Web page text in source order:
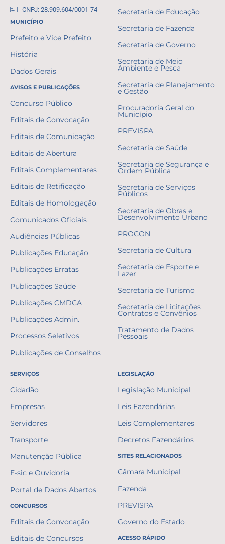
CNPJ: 28.909.604/0001-74
MUNICÍPIO
Prefeito e Vice Prefeito
História
Dados Gerais
AVISOS E PUBLICAÇÕES
Concurso Público
Editais de Convocação
Editais de Comunicação
Editais de Abertura
Editais Complementares
Editais de Retificação
Editais de Homologação
Comunicados Oficiais
Audiências Públicas
Publicações Educação
Publicações Erratas
Publicações Saúde
Publicações CMDCA
Publicações Admin.
Processos Seletivos
Publicações de Conselhos
Secretaria de Educação
Secretaria de Fazenda
Secretaria de Governo
Secretaria de Meio
Ambiente e Pesca
Secretaria de Planejamento
e Gestão
Procuradoria Geral do
Município
PREVISPA
Secretaria de Saúde
Secretaria de Segurança e
Ordem Pública
Secretaria de Serviços
Públicos
Secretaria de Obras e
Desenvolvimento Urbano
PROCON
Secretaria de Cultura
Secretaria de Esporte e
Lazer
Secretaria de Turismo
Secretaria de Licitações
Contratos e Convênios
Tratamento de Dados
Pessoais
SERVIÇOS
Cidadão
Empresas
Servidores
Transporte
Manutenção Pública
E-sic e Ouvidoria
Portal de Dados Abertos
CONCURSOS
Editais de Convocação
Editais de Concursos
LEGISLAÇÃO
Legislação Municipal
Leis Fazendárias
Leis Complementares
Decretos Fazendários
SITES RELACIONADOS
Câmara Municipal
Fazenda
PREVISPA
Governo do Estado
ACESSO RÁPIDO